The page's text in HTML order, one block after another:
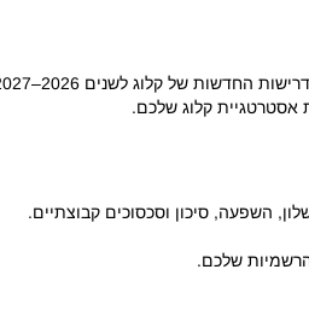
אסטרטגיית קלוג שלכם.
השפעה, סיכון וסכסוכים קבוצתיים.
שלכם.